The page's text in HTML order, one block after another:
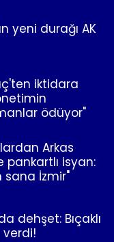
yeni durağı AK
iktidara
ödüyor"
Arkas
pankartlı isyan:
sana İzmir"
dehşet: Bıçaklı